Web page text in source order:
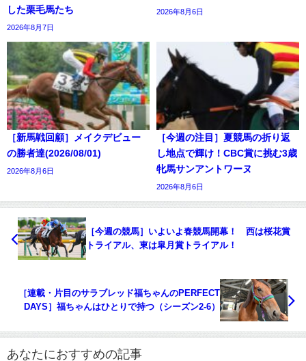
した栗毛馬たち
2026年8月7日
2026年8月6日
［新馬戦回顧］メイクデビュー
の勝者達(2026/08/01)
2026年8月6日
［今週の注目］夏競馬の折り返
し地点で輝け！CBC賞に挑む3歳
牝馬サンアントワーヌ
2026年8月6日
［今週の競馬］いよいよ春競馬開幕！ 西は桜花賞
トライアル、東は皐月賞トライアル！
［連載・片目のサラブレッド福ちゃんのPERFECT
DAYS］福ちゃんはひとりで持つ（シーズン2-6）
あなたにおすすめの記事